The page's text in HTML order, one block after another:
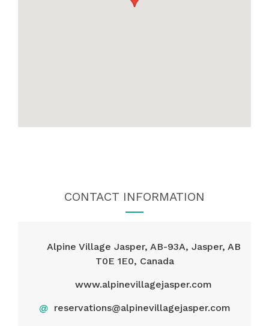
CONTACT INFORMATION
Alpine Village Jasper, AB-93A, Jasper, AB
T0E 1E0, Canada
www.alpinevillagejasper.com
@ reservations@alpinevillagejasper.com